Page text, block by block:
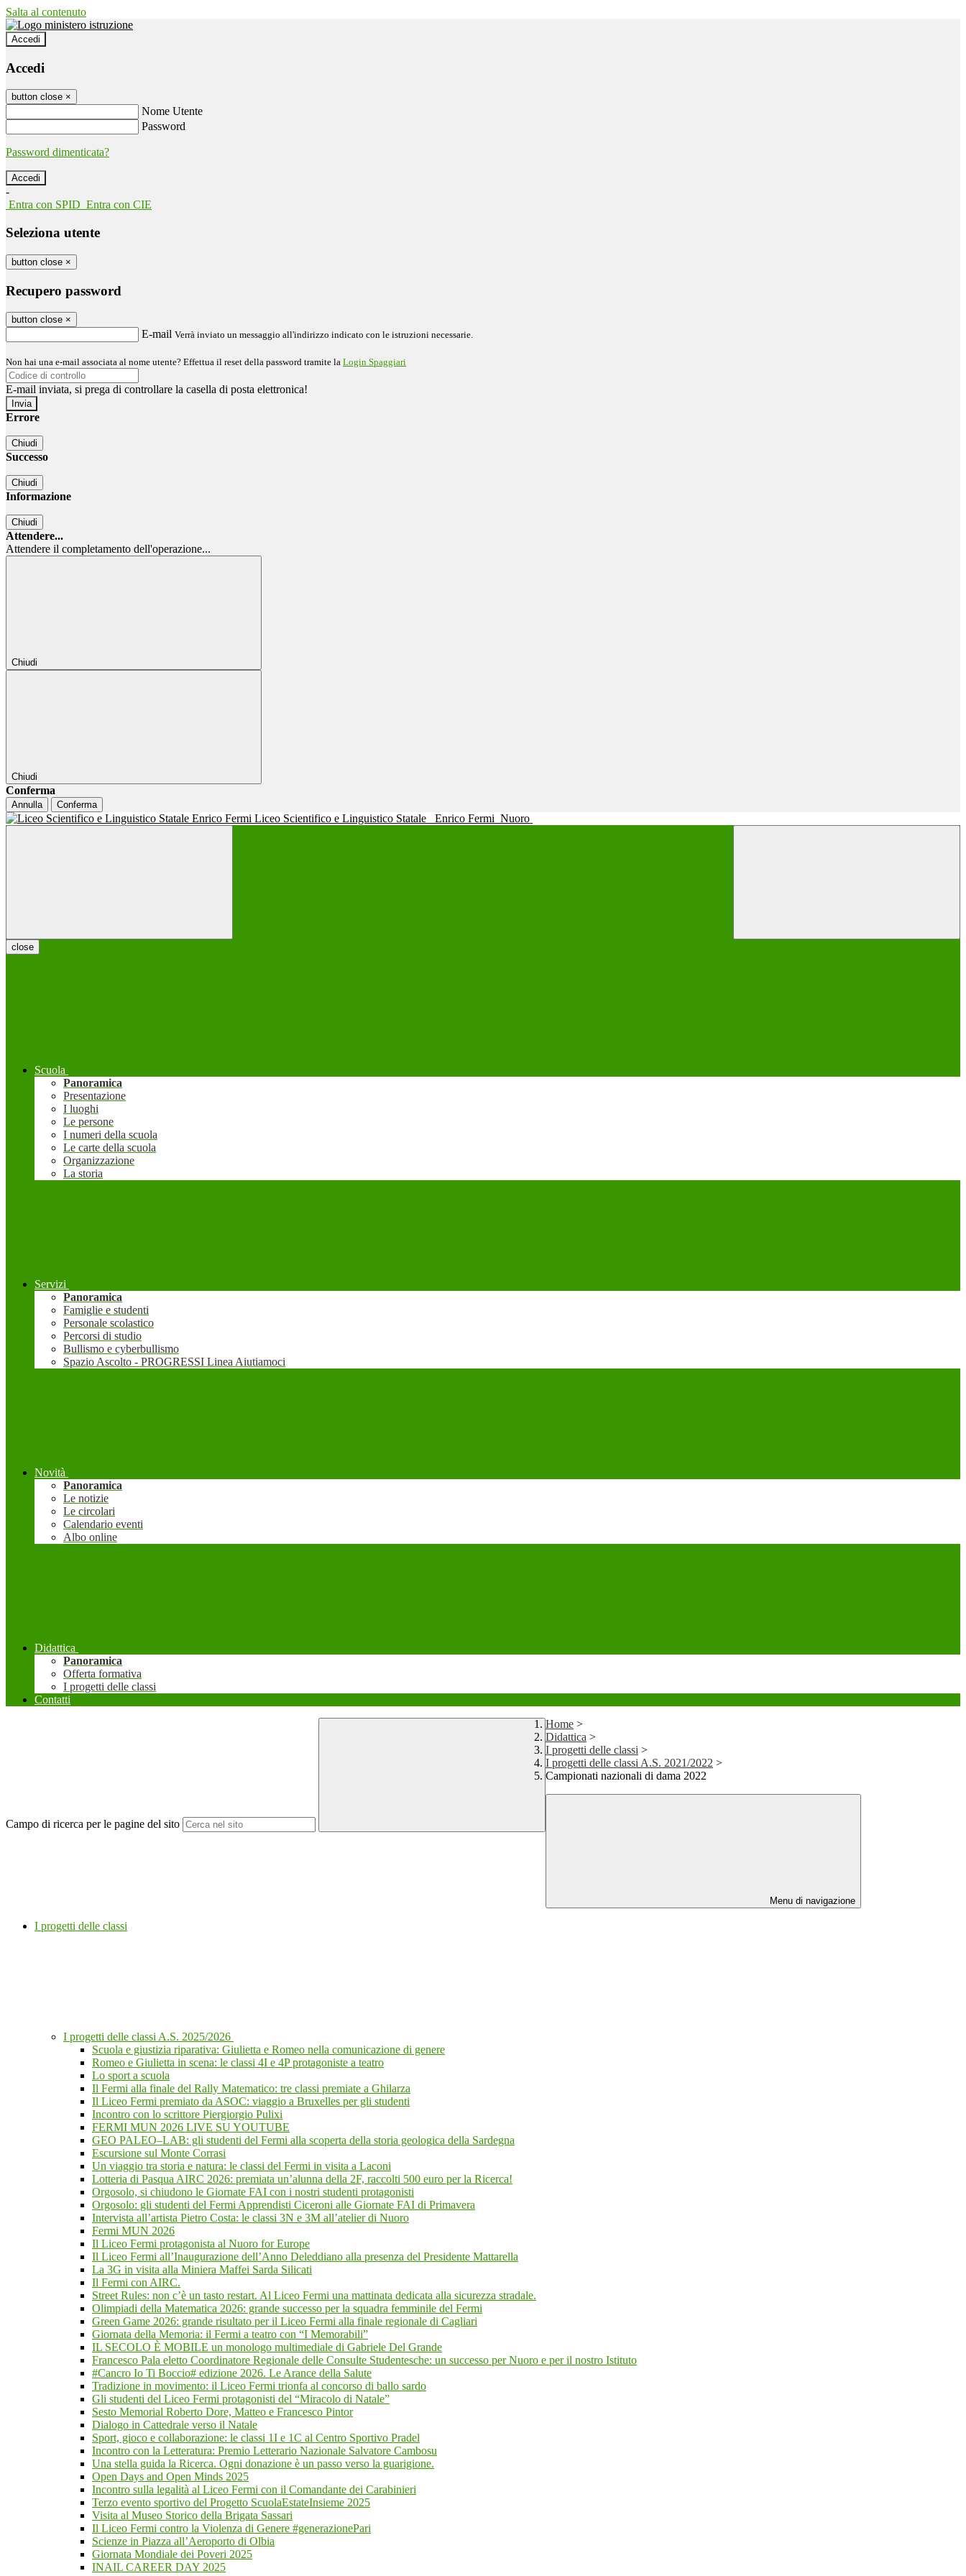
Salta al contenuto
Accedi
Accedi
button close ×
Nome Utente
Password
Password dimenticata?
-
Entra con SPID Entra con CIE
Seleziona utente
button close ×
Recupero password
button close ×
E-mail Verrà inviato un messaggio all'indirizzo indicato con le istruzioni necessarie.
Non hai una e-mail associata al nome utente? Effettua il reset della password tramite la Login Spaggiari
E-mail inviata, si prega di controllare la casella di posta elettronica!
Errore
Chiudi
Successo
Chiudi
Informazione
Chiudi
Attendere...
Attendere il completamento dell'operazione...
Chiudi
Chiudi
Conferma
Annulla Conferma
Liceo Scientifico e Linguistico Statale Enrico Fermi Nuoro
close
Scuola
Panoramica
Presentazione
I luoghi
Le persone
I numeri della scuola
Le carte della scuola
Organizzazione
La storia
Servizi
Panoramica
Famiglie e studenti
Personale scolastico
Percorsi di studio
Bullismo e cyberbullismo
Spazio Ascolto - PROGRESSI Linea Aiutiamoci
Novità
Panoramica
Le notizie
Le circolari
Calendario eventi
Albo online
Didattica
Panoramica
Offerta formativa
I progetti delle classi
Contatti
Campo di ricerca per le pagine del sito
Home >
Didattica >
I progetti delle classi >
I progetti delle classi A.S. 2021/2022 >
Campionati nazionali di dama 2022
Menu di navigazione
I progetti delle classi
I progetti delle classi A.S. 2025/2026
Scuola e giustizia riparativa: Giulietta e Romeo nella comunicazione di genere
Romeo e Giulietta in scena: le classi 4I e 4P protagoniste a teatro
Lo sport a scuola
Il Fermi alla finale del Rally Matematico: tre classi premiate a Ghilarza
Il Liceo Fermi premiato da ASOC: viaggio a Bruxelles per gli studenti
Incontro con lo scrittore Piergiorgio Pulixi
FERMI MUN 2026 LIVE SU YOUTUBE
GEO PALEO–LAB: gli studenti del Fermi alla scoperta della storia geologica della Sardegna
Escursione sul Monte Corrasi
Un viaggio tra storia e natura: le classi del Fermi in visita a Laconi
Lotteria di Pasqua AIRC 2026: premiata un’alunna della 2F, raccolti 500 euro per la Ricerca!
Orgosolo, si chiudono le Giornate FAI con i nostri studenti protagonisti
Orgosolo: gli studenti del Fermi Apprendisti Ciceroni alle Giornate FAI di Primavera
Intervista all’artista Pietro Costa: le classi 3N e 3M all’atelier di Nuoro
Fermi MUN 2026
Il Liceo Fermi protagonista al Nuoro for Europe
Il Liceo Fermi all’Inaugurazione dell’Anno Deleddiano alla presenza del Presidente Mattarella
La 3G in visita alla Miniera Maffei Sarda Silicati
Il Fermi con AIRC.
Street Rules: non c’è un tasto restart. Al Liceo Fermi una mattinata dedicata alla sicurezza stradale.
Olimpiadi della Matematica 2026: grande successo per la squadra femminile del Fermi
Green Game 2026: grande risultato per il Liceo Fermi alla finale regionale di Cagliari
Giornata della Memoria: il Fermi a teatro con “I Memorabili”
IL SECOLO È MOBILE un monologo multimediale di Gabriele Del Grande
Francesco Pala eletto Coordinatore Regionale delle Consulte Studentesche: un successo per Nuoro e per il nostro Istituto
#Cancro Io Ti Boccio# edizione 2026. Le Arance della Salute
Tradizione in movimento: il Liceo Fermi trionfa al concorso di ballo sardo
Gli studenti del Liceo Fermi protagonisti del “Miracolo di Natale”
Sesto Memorial Roberto Dore, Matteo e Francesco Pintor
Dialogo in Cattedrale verso il Natale
Sport, gioco e collaborazione: le classi 1I e 1C al Centro Sportivo Pradel
Incontro con la Letteratura: Premio Letterario Nazionale Salvatore Cambosu
Una stella guida la Ricerca. Ogni donazione è un passo verso la guarigione.
Open Days and Open Minds 2025
Incontro sulla legalità al Liceo Fermi con il Comandante dei Carabinieri
Terzo evento sportivo del Progetto ScuolaEstateInsieme 2025
Visita al Museo Storico della Brigata Sassari
Il Liceo Fermi contro la Violenza di Genere #generazionePari
Scienze in Piazza all’Aeroporto di Olbia
Giornata Mondiale dei Poveri 2025
INAIL CAREER DAY 2025